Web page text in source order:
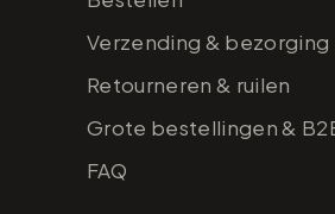
Verzending & bezorging
Retourneren & ruilen
Grote bestellingen &
FAQ